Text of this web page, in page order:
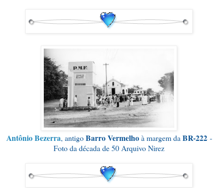
Antônio Bezerra, antigoBarro Vermelhoà margem da BR-222 -
Foto da década de 50 Arquivo Nirez